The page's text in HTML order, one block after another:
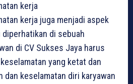
kerja
kerja juga menjadi aspek
di sebuah
di CV Sukses Jaya harus
yang ketat dan
dan keselamatan diri karyawan